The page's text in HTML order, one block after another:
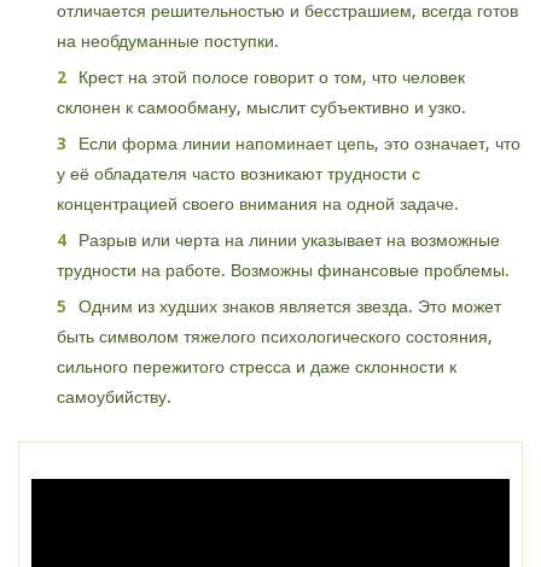
отличается решительностью и бесстрашием, всегда готов
на необдуманные поступки.
Крест на этой полосе говорит о том, что человек
склонен к самообману, мыслит субъективно и узко.
Если форма линии напоминает цепь, это означает, что
у её обладателя часто возникают трудности с
концентрацией своего внимания на одной задаче.
Разрыв или черта на линии указывает на возможные
трудности на работе. Возможны финансовые проблемы.
Одним из худших знаков является звезда. Это может
быть символом тяжелого психологического состояния,
сильного пережитого стресса и даже склонности к
самоубийству.